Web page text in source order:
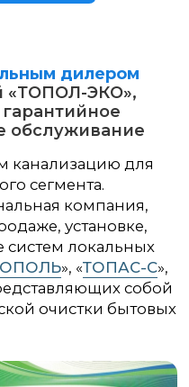
дилером
«ТОПОЛ-ЭКО»,
обслуживание
звонок
22-36